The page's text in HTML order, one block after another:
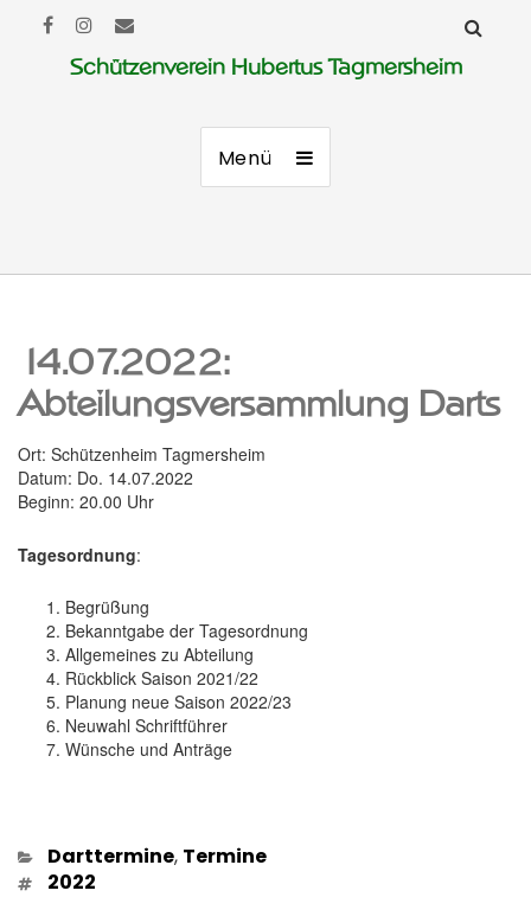
Schützenverein Hubertus Tagmersheim
Menü
14.07.2022:
Abteilungsversammlung Darts
Ort: Schützenheim Tagmersheim
Datum: Do. 14.07.2022
Beginn: 20.00 Uhr
Tagesordnung:
Begrüßung
Bekanntgabe der Tagesordnung
Allgemeines zu Abteilung
Rückblick Saison 2021/22
Planung neue Saison 2022/23
Neuwahl Schriftführer
Wünsche und Anträge
Kategorien
Darttermine, Termine
Schlagwörter
2022